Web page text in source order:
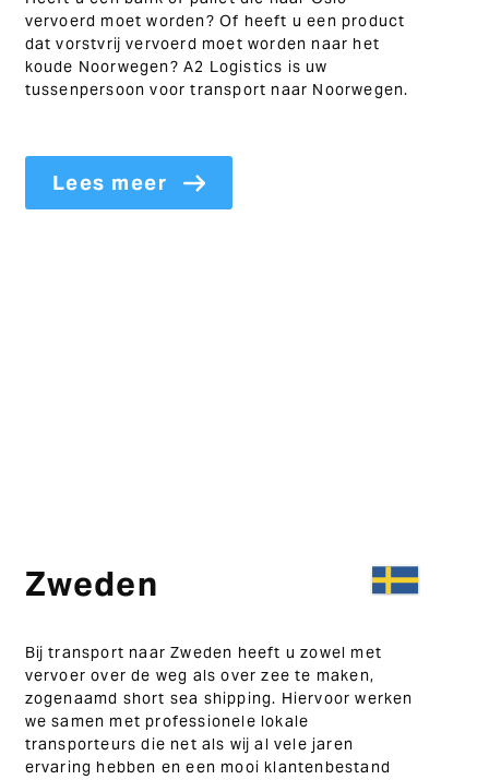
vervoerd moet worden? Of heeft u een product
dat vorstvrij vervoerd moet worden naar het
koude Noorwegen? A2 Logistics is uw
tussenpersoon voor transport naar Noorwegen.
Lees meer
Zweden
Bij transport naar Zweden heeft u zowel met
vervoer over de weg als over zee te maken,
zogenaamd short sea shipping. Hiervoor werken
we samen met professionele lokale
transporteurs die net als wij al vele jaren
ervaring hebben en een mooi klantenbestand